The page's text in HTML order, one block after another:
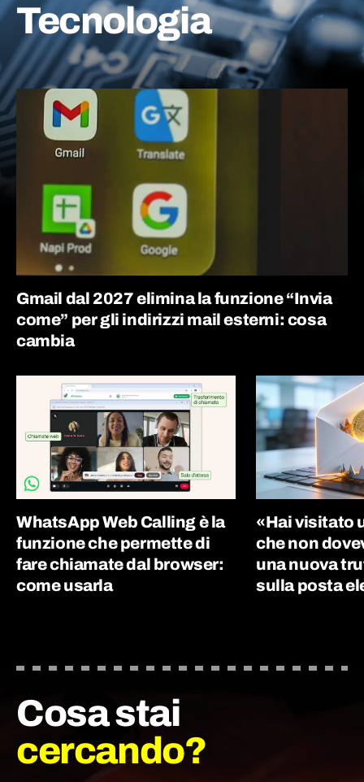
Tecnologia
Gmail dal 2027 elimina la funzione “Invia
come” per gli indirizzi mail esterni: cosa
cambia
WhatsApp Web Calling è la
funzione che permette di
fare chiamate dal browser:
come usarla
«Hai visitato
che non
una nuova
sulla posta
Cosa stai
cercando?